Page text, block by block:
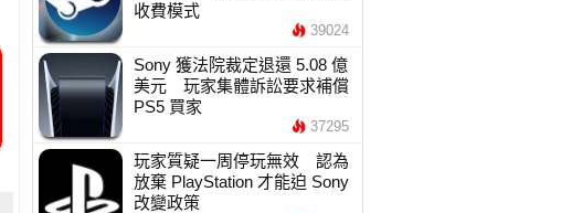
收費模式
39024
Sony 獲法院裁定退還 5.08 億
美元 玩家集體訴訟要求補償
PS5 買家
37295
玩家質疑一周停玩無效 認為
放棄 PlayStation 才能迫 Sony
改變政策